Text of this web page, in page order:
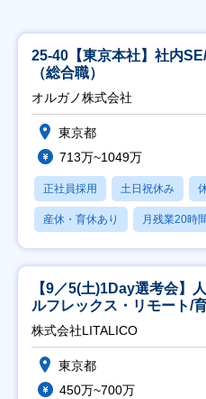
25-40【東京本社】社内
（総合職）
オルガノ株式会社
東京都
713万~1049万
正社員採用 土日祝休み
産休・育休あり 月残業20時
【9／5(土)1Day選考会】
ルフレックス・リモート/
株式会社LITALICO
東京都
450万~700万